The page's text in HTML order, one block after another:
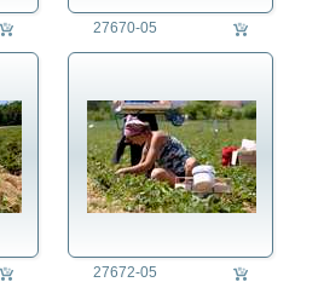
27670-05
27672-05